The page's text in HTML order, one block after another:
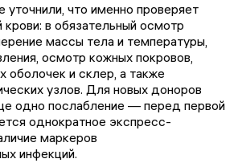
что именно проверяет
в обязательный осмотр
массы тела и температуры,
осмотр кожных покровов,
оболочек и склер, а также
узлов. Для новых доноров
одно послабление — перед первой
однократное экспресс-
маркеров
инфекций.